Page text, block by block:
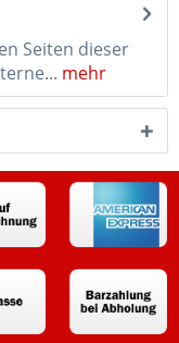
Seiten dieser
mehr